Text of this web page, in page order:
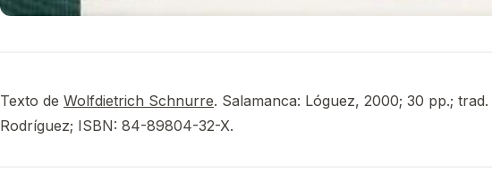
Texto de Wolfdietrich Schnurre. Salamanca: Lóguez, 2000; 30 pp.;
Rodríguez; ISBN: 84-89804-32-X.